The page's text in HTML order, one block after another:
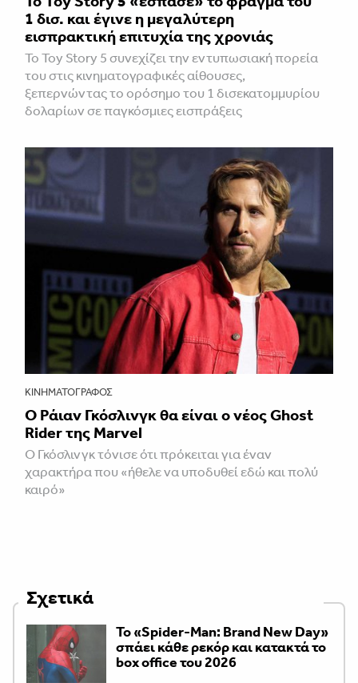
1 δισ. και έγινε η μεγαλύτερη
εισπρακτική επιτυχία της χρονιάς
Το Toy Story 5 συνεχίζει την εντυπωσιακή πορεία
του στις κινηματογραφικές αίθουσες,
ξεπερνώντας το ορόσημο του 1 δισεκατομμυρίου
δολαρίων σε παγκόσμιες εισπράξεις
ΚΙΝΗΜΑΤΟΓΡΆΦΟΣ
Ο Ράιαν Γκόσλινγκ θα είναι ο νέος Ghost
Rider της Marvel
Ο Γκόσλινγκ τόνισε ότι πρόκειται για έναν
χαρακτήρα που «ήθελε να υποδυθεί εδώ και πολύ
καιρό»
Σχετικά
Το «Spider-Man: Brand New Day»
σπάει κάθε ρεκόρ και κατακτά το
box office του 2026